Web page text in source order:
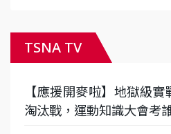
TSNA TV
【應援開麥啦】地獄級
淘汰戰，運動知識大會考